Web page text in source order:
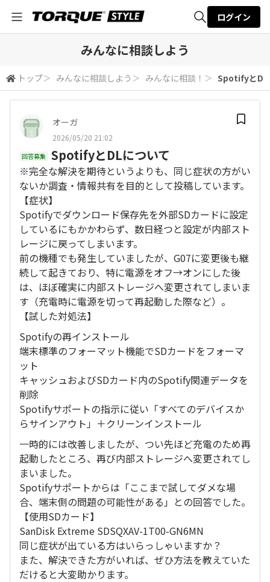
検索
ログイン
みんなに相談しよう
トップ＞ みんなに相談しよう ＞ みんなに相談！ ＞ SpotifyとDL
オーガ
2026/05/20 21:02
回答募集 SpotifyとDLについて
※完全な解決を期待というよりも、同じ症状の方がい
ないか調査・情報共有を目的として投稿しています。
【症状】
Spotifyでダウンロード保存先を外部SDカードに設定
しているにもかかわらず、数日経つと設定が内部スト
レージに戻ってしまいます。
前の機種でも発生していましたが、G07に変更後も継
続して起きており、特に電源をオフ→オンにした後
は、ほぼ確実に内部ストレージへ変更されてしまいま
す（充電時に電源を切って再起動した際など）。
【試した対処法】
Spotifyの再インストール
端末標準のフォーマット機能でSDカードをフォーマ
ット
キャッシュおよびSDカード内のSpotify関連データを
削除
Spotifyサポートの指示に従い「すべてのデバイスか
らサインアウト」＋クリーンインストール
一時的には改善しましたが、つい先ほど充電のため再
起動したところ、再び内部ストレージへ変更されてし
まいました。
Spotifyサポートからは「ここまで試してダメな場
合、端末側の問題の可能性がある」との回答でした。
【使用SDカード】
SanDisk Extreme SDSQXAV-1T00-GN6MN
同じ症状が出ている方はいらっしゃいますか？
また、解決できた方がいれば、ぜひ方法を教えていた
だけると大変助かります。